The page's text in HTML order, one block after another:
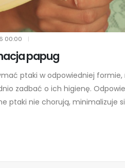
00:00 |
papug
ptaki w odpowiedniej formie,
zadbać o ich higienę.
ptaki nie chorują, minimalizuje